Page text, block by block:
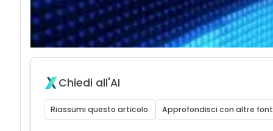
Chiedi all'AI
Riassumi questo articolo Approfondisci con altre